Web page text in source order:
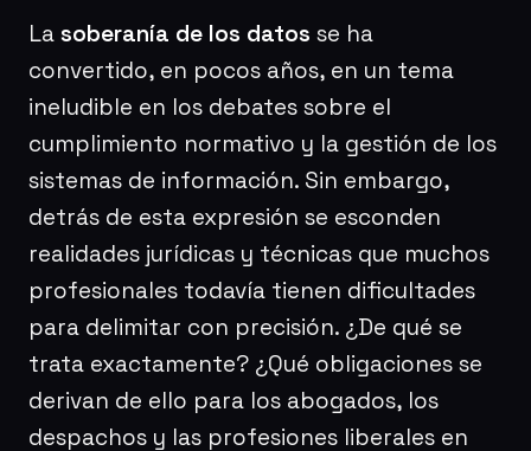
La soberanía de los datos se ha
convertido, en pocos años, en un tema
ineludible en los debates sobre el
cumplimiento normativo y la gestión de los
sistemas de información. Sin embargo,
detrás de esta expresión se esconden
realidades jurídicas y técnicas que muchos
profesionales todavía tienen dificultades
para delimitar con precisión. ¿De qué se
trata exactamente? ¿Qué obligaciones se
derivan de ello para los abogados, los
despachos y las profesiones liberales en